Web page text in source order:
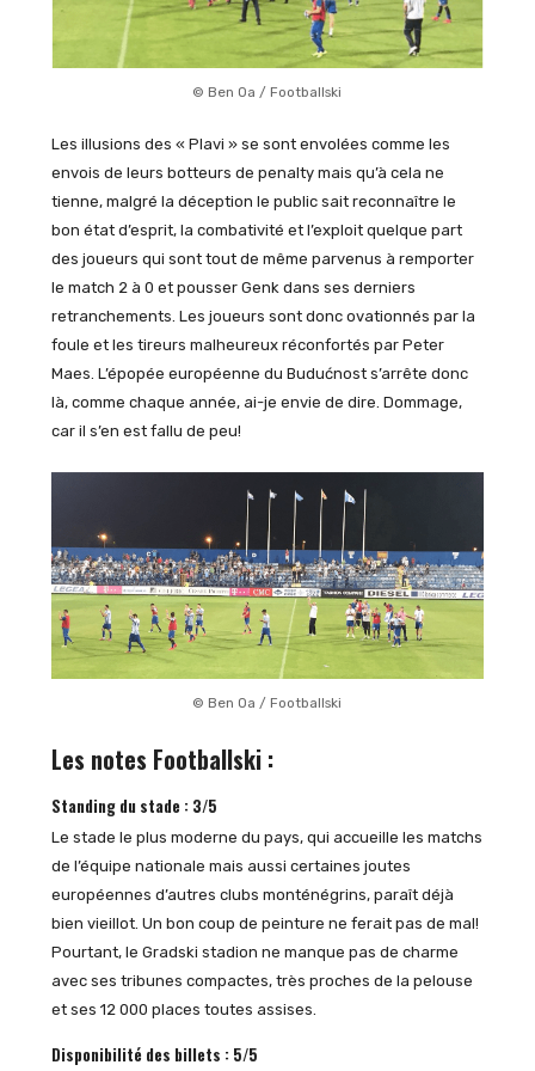
© Ben Oa / Footballski
Les illusions des « Plavi » se sont envolées comme les
envois de leurs botteurs de penalty mais qu’à cela ne
tienne, malgré la déception le public sait reconnaître le
bon état d’esprit, la combativité et l’exploit quelque part
des joueurs qui sont tout de même parvenus à remporter
le match 2 à 0 et pousser Genk dans ses derniers
retranchements. Les joueurs sont donc ovationnés par la
foule et les tireurs malheureux réconfortés par Peter
Maes. L’épopée européenne du Budućnost s’arrête donc
là, comme chaque année, ai-je envie de dire. Dommage,
car il s’en est fallu de peu!
© Ben Oa / Footballski
Les notes Footballski :
Standing du stade : 3/5
Le stade le plus moderne du pays, qui accueille les matchs
de l’équipe nationale mais aussi certaines joutes
européennes d’autres clubs monténégrins, paraît déjà
bien vieillot. Un bon coup de peinture ne ferait pas de mal!
Pourtant, le Gradski stadion ne manque pas de charme
avec ses tribunes compactes, très proches de la pelouse
et ses 12 000 places toutes assises.
Disponibilité des billets : 5/5